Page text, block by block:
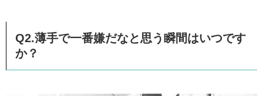
Q2.薄手で一番嫌だなと思う瞬間はいつです
か？